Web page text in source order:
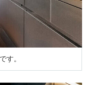
す。